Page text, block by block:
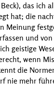
), das ich
hat; die
Meinung
und
geistige
wenn
die
nie mehr